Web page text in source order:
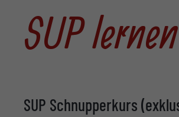
SUP
SUP Schnupperkurs